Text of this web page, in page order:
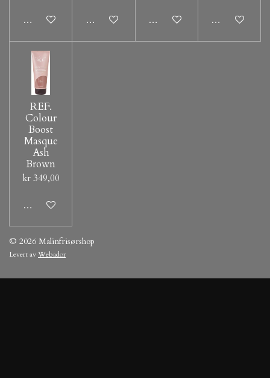
Legg til handlevognLegg til handlevognLegg til handlevognLegg til
REF.
Colour
Boost
Masque
Ash
Brown
kr 349,00
Legg til handlevogn
© 2026 Malinfrisørshop
Levert avWebador